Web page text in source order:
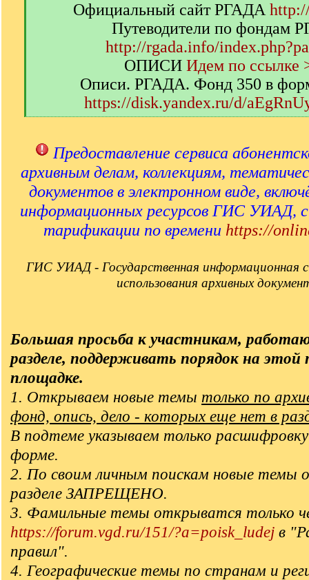
Официальный сайт РГАДА
Путеводители по фондам
http://rgada.info/
ОПИСИ Идем по ссылке
Описи. РГАДА. Фонд 350 в
https://disk.yandex.ru/d/
[
Предоставление сервиса
архивным делам, коллекциям,
документов в электронном виде,
информационных ресурсов ГИС УИАД,
тарификации по времени https://
ГИС УИАД - Государственная информационная
использования архивных
Большая просьба к участникам,
разделе, поддерживать порядок на этой
площадке.
1. Открываем новые темы только по
фонд, опись, дело - которых еще нет в
В подтеме указываем только
форме.
2. По своим личным поискам новые темы
разделе ЗАПРЕЩЕНО.
3. Фамильные темы открыватся только
https://forum.vgd.ru/151/?a=poisk_ludej в
правил".
4. Географические темы по странам и